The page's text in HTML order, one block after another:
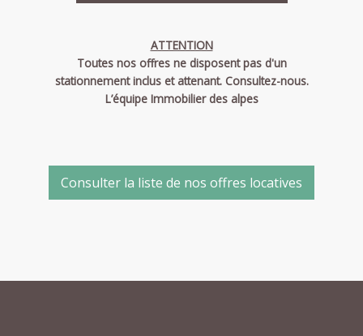
ATTENTION
Toutes nos offres ne disposent pas d'un
stationnement inclus et attenant. Consultez-nous.
L’équipe Immobilier des alpes
Consulter la liste de nos offres locatives